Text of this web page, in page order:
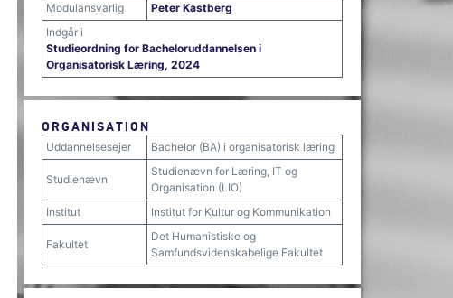
Modulansvarlig
Peter Kastberg
Indgår i
Studieordning for Bacheloruddannelsen i
Organisatorisk Læring, 2024
ORGANISATION
Uddannelsesejer Bachelor (BA) i organisatorisk læring
Studienævn
Studienævn for Læring, IT og
Organisation (LIO)
Institut
Institut for Kultur og Kommunikation
Fakultet
Det Humanistiske og
Samfundsvidenskabelige Fakultet